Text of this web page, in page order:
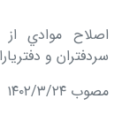
اصلاح موادي از
سردفتران و
مصوب ۱۴۰۲/۳/۲۴